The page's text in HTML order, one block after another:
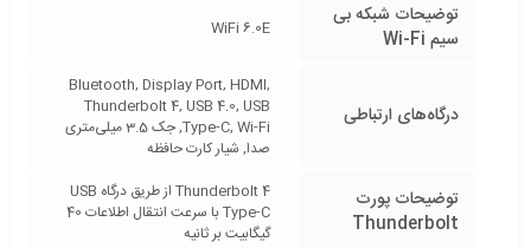
توضیحات شبکه بی
سیم Wi-Fi
WiFi 6.0E
درگاه‌های ارتباطی
Bluetooth, Display Port, HDMI,
Thunderbolt 4, USB 4.0, USB
Type-C, Wi-Fi, جک 3.5 میلی‌متری
صدا, شیار کارت حافظه
توضیحات پورت
Thunderbolt
Thunderbolt 4 از طریق درگاه USB
Type-C با سرعت انتقال اطلاعات 40
گیگابیت بر ثانیه